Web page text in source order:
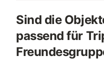
Sind die
passend für